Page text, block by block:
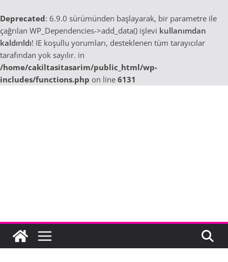
Deprecated: 6.9.0 sürümünden başlayarak, bir parametre ile
çağrılan WP_Dependencies->add_data() işlevi kullanımdan
kaldırıldı! IE koşullu yorumları, desteklenen tüm tarayıcılar
tarafından yok sayılır. in
/home/cakiltasitasarim/public_html/wp-
includes/functions.php on line 6131